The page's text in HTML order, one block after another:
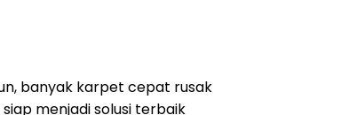
banyak karpet cepat rusak
menjadi solusi terbaik